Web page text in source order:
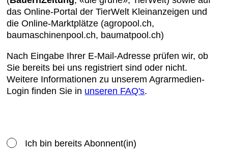
das Online-Portal der TierWelt Kleinanzeigen und
die Online-Marktplätze (agropool.ch,
baumaschinenpool.ch, baumatpool.ch)
Nach Eingabe Ihrer E-Mail-Adresse prüfen wir, ob
Sie bereits bei uns registriert sind oder nicht.
Weitere Informationen zu unserem Agrarmedien-
Login finden Sie in unseren FAQ's.
Ich bin bereits Abonnent(in)